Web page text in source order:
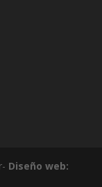
Diseño web: